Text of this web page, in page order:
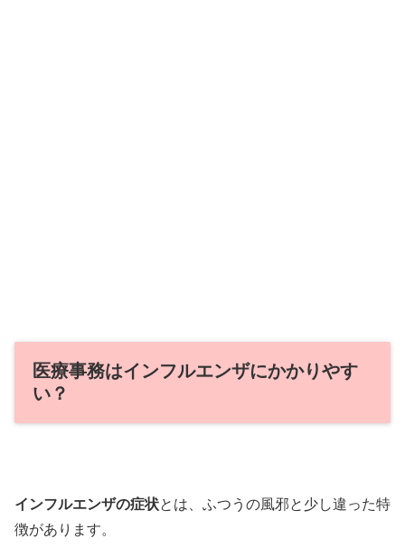
医療事務はインフルエンザにかかりやす
い？
インフルエンザの症状とは、ふつうの風邪と少し違った特
徴があります。